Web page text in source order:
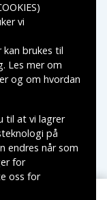
vi
brukes til
Les mer om
og om hvordan
til at vi lagrer
på
endres når som
for
oss for